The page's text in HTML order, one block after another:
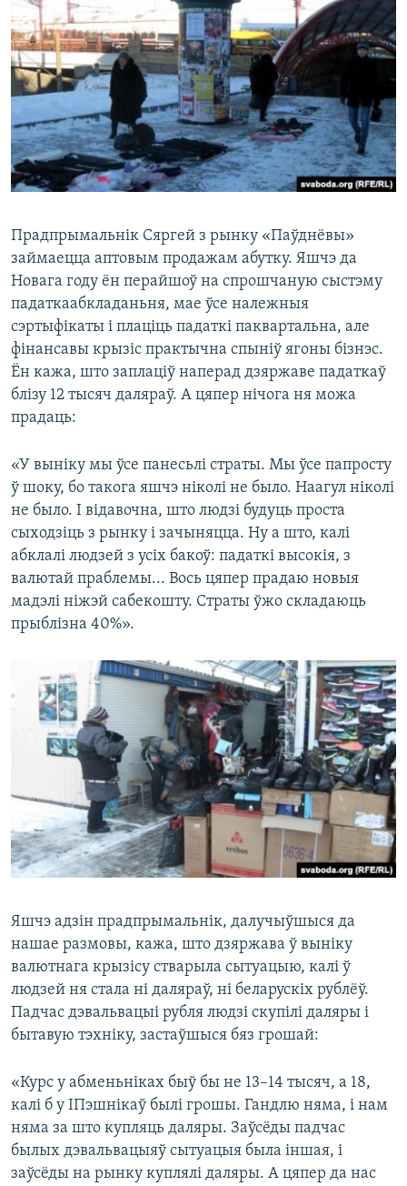
Прадпрымальнік Сяргей з рынку «Паўднёвы»
займаецца аптовым продажам абутку. Яшчэ да
Новага году ён перайшоў на спрошчаную сыстэму
падаткаабкладаньня, мае ўсе належныя
сэртыфікаты і плаціць падаткі паквартальна, але
фінансавы крызіс практычна спыніў ягоны бізнэс.
Ён кажа, што заплаціў наперад дзяржаве падаткаў
блізу 12 тысяч даляраў. А цяпер нічога ня можа
прадаць:
«У выніку мы ўсе панесьлі страты. Мы ўсе папросту
ў шоку, бо такога яшчэ ніколі не было. Наагул ніколі
не было. І відавочна, што людзі будуць проста
сыходзіць з рынку і зачыняцца. Ну а што, калі
абклалі людзей з усіх бакоў: падаткі высокія, з
валютай праблемы... Вось цяпер прадаю новыя
мадэлі ніжэй сабекошту. Страты ўжо складаюць
прыблізна 40%».
Яшчэ адзін прадпрымальнік, далучыўшыся да
нашае размовы, кажа, што дзяржава ў выніку
валютнага крызісу стварыла сытуацыю, калі ў
людзей ня стала ні даляраў, ні беларускіх рублёў.
Падчас дэвальвацыі рубля людзі скупілі даляры і
бытавую тэхніку, застаўшыся бяз грошай:
«Курс у абменьніках быў бы не 13–14 тысяч, а 18,
калі б у ІПэшнікаў былі грошы. Гандлю няма, і нам
няма за што купляць даляры. Заўсёды падчас
былых дэвальвацыяў сытуацыя была іншая, і
заўсёды на рынку куплялі даляры. А цяпер да нас